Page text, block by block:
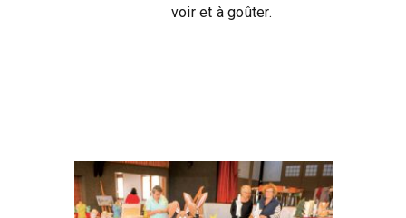
voir et à goûter.